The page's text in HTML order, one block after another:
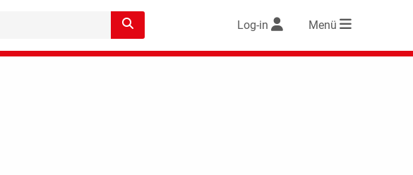
Log-in Menü